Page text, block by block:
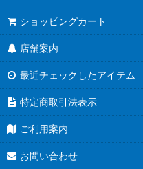
ショッピングカート
店舗案内
最近チェックしたアイテム
特定商取引法表示
ご利用案内
お問い合わせ